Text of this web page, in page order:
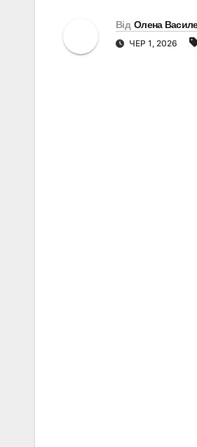
Від Олена
ЧЕР 1, 2026